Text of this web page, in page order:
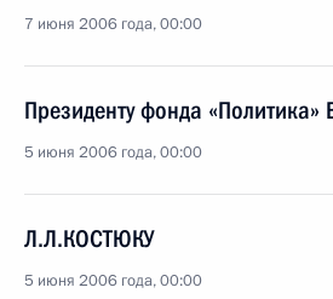
7 июня 2006 года, 00:00
Президенту фонда
5 июня 2006 года, 00:00
Л.Л.КОСТЮКУ
5 июня 2006 года, 00:00